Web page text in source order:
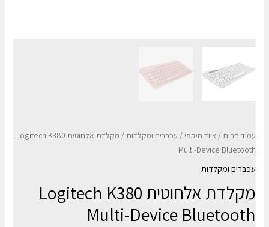
עמוד הבית/ ציוד היקפי/ עכברים ומקלדות
/ מקלדת אלחוטית Logitech K380
Multi-Device Bluetooth
עכברים ומקלדות
מקלדת אלחוטית Logitech K380
Multi-Device Bluetooth